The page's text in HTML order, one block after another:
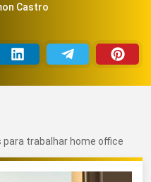
Castro
para trabalhar home office